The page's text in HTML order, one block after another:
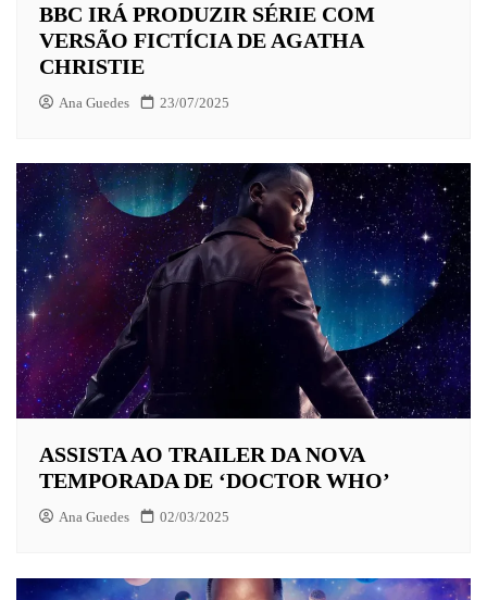
BBC IRÁ PRODUZIR SÉRIE COM
VERSÃO FICTÍCIA DE AGATHA
CHRISTIE
Ana Guedes 23/07/2025
ASSISTA AO TRAILER DA NOVA
TEMPORADA DE ‘DOCTOR WHO’
Ana Guedes 02/03/2025